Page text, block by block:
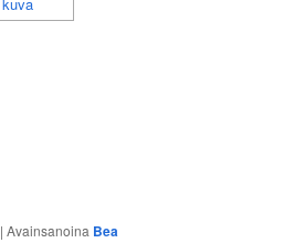
|Avainsanoina Bea